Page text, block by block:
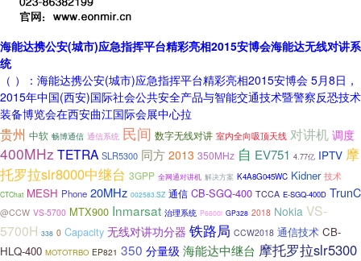
海能达携公安(城市)应急指挥平台精彩亮相2015安博会海能达无线对讲系
统
（ ）：海能达携公安(城市)应急指挥平台精彩亮相2015安博会 5月8日，
2015年中国(西安)国际社会公共安全产品与智能交通技术暨警察反恐技术
装备博览会在西安曲江国际会展中心拉
贵州 中软 畅博通信 通信系统 民间 数字无线对讲 室内全向吸顶天线 对讲机 调度
400MHz TETRA SLR5300 同方 2013 350MHz 自 EV751 4.77亿 IPTV 摩
托罗拉slr8000中继台 3GPP 全网通对讲机 解决方案 K4A8G045WC Kidner 技术
CTChat MESH Phone 20MHz 002583.SZ 通信 CB-SGQ-400 TCCA E-SGQ-400D TrunC
@CCW VS-5700 MTX900 Inmarsat 治理系统 P6600i GP328 2018 Nokia VS-
5700H 338 0 Capacity 无线对讲功分器 铁路局 CCW2018 通信技术 CB-
HLQ-400 MOTOTRBO EP821 350 分量级 海能达中继台 摩托罗拉slr5300